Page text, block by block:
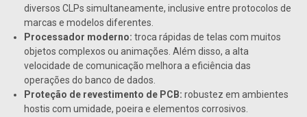
diversos CLPs simultaneamente, inclusive entre protocolos de
marcas e modelos diferentes.
Processador moderno: troca rápidas de telas com muitos
objetos complexos ou animações. Além disso, a alta
velocidade de comunicação melhora a eficiência das
operações do banco de dados.
Proteção de revestimento de PCB: robustez em ambientes
hostis com umidade, poeira e elementos corrosivos.